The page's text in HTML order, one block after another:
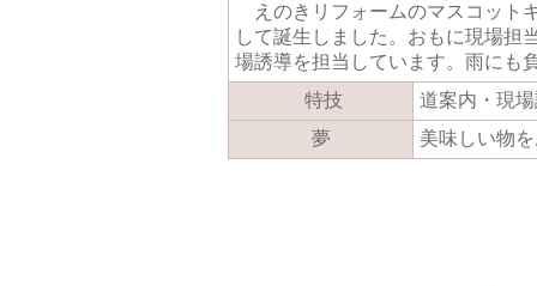
えのきリフォームのマスコット
して誕生しました。おもに現場担
場誘導を担当しています。雨にも
特技
道案内・現
夢
美味しい物